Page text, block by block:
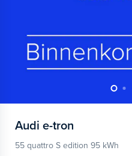
Audi e-tron
55 quattro S edition 95 kWh